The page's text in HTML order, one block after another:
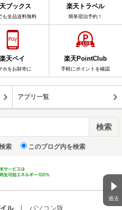
過去
ブックス
も全品送料無料
楽天トラベル
簡単宿泊予約！
楽天ペイ
ホをお財布に
楽天PointClub
手軽にポイントを確認
アプリ一覧
索 このブログ内を検索
ル | パソコン版